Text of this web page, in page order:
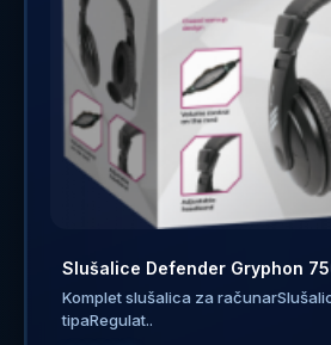
Slušalice Defender Gryphon
Komplet slušalica za
tipaRegulat..